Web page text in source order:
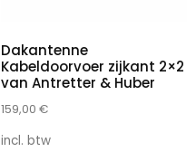
Dakantenne
Kabeldoorvoer zijkant 2×2
van Antretter & Huber
159,00 €
incl. btw